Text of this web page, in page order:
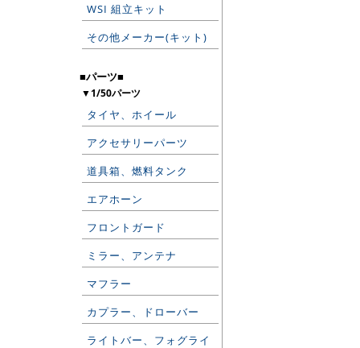
WSI 組立キット
その他メーカー(キット)
■パーツ■
▼1/50パーツ
タイヤ、ホイール
アクセサリーパーツ
道具箱、燃料タンク
エアホーン
フロントガード
ミラー、アンテナ
マフラー
カプラー、ドローバー
ライトバー、フォグライ